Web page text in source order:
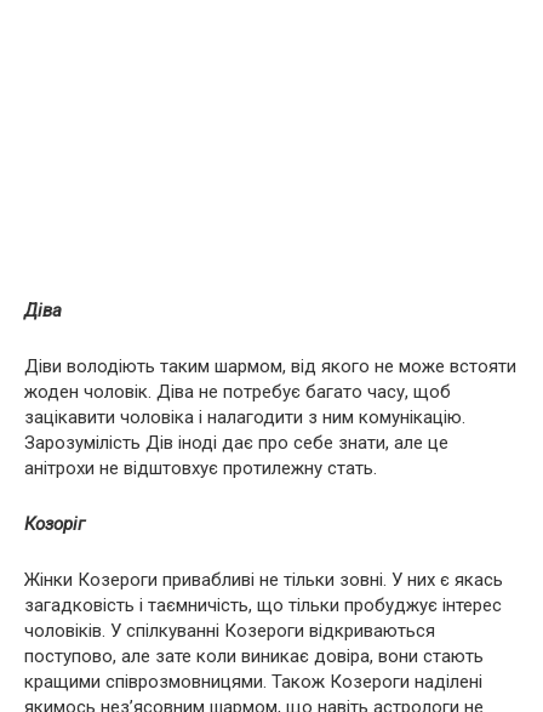
Діва
Діви володіють таким шармом, від якого не може встояти
жоден чоловік. Діва не потребує багато часу, щоб
зацікавити чоловіка і налагодити з ним комунікацію.
Зарозумілість Дів іноді дає про себе знати, але це
анітрохи не відштовхує протилежну стать.
Козоріг
Жінки Козероги привабливі не тільки зовні. У них є якась
загадковість і таємничість, що тільки пробуджує інтерес
чоловіків. У спілкуванні Козероги відкриваються
поступово, але зате коли виникає довіра, вони стають
кращими співрозмовницями. Також Козероги наділені
якимось нез’ясовним шармом, що навіть астрологи не